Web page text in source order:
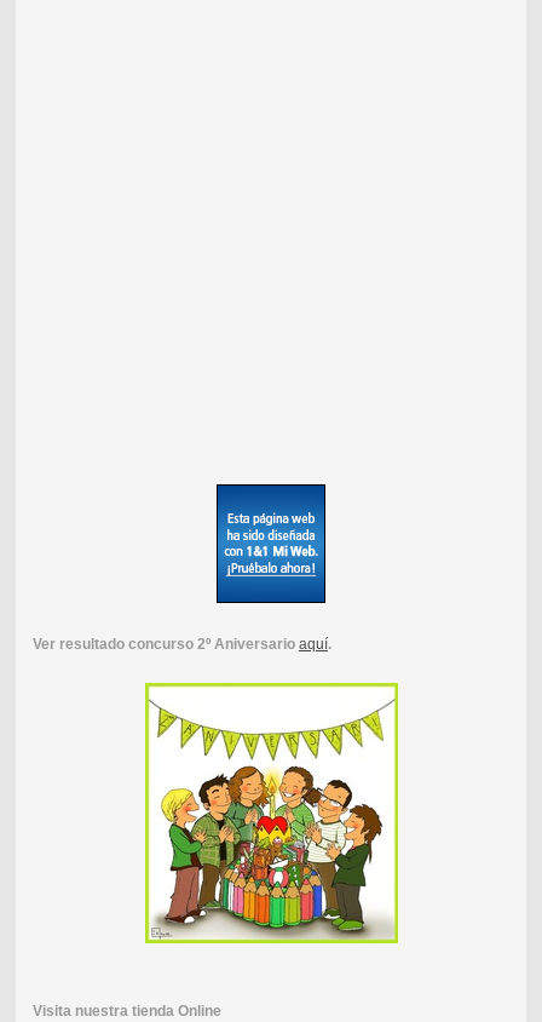
Ver resultado concurso 2º Aniversario aquí.
Visita nuestra tienda Online